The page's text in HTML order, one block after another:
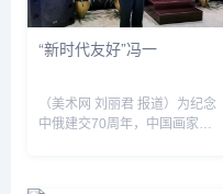
“新时代友好”冯一
（美术网 刘丽君 报道）为纪念
中俄建交70周年，中国画家、